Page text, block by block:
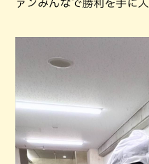
ァンみんなで勝利を手に